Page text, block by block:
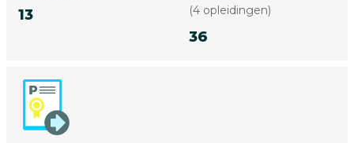
13 (4 opleidingen)
36